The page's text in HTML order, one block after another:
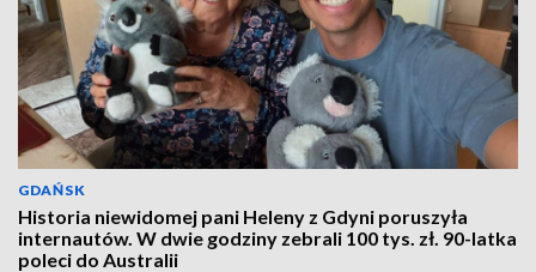
GDAŃSK
Historia niewidomej pani Heleny z Gdyni poruszyła
internautów. W dwie godziny zebrali 100 tys. zł. 90-latka
poleci do Australii